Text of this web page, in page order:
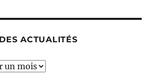
ACTUALITÉS